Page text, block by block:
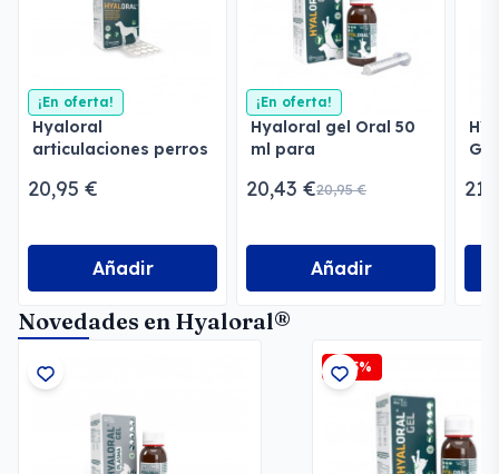
¡En oferta!
Hyaloral
articulaciones perros
20,95 €
Añadir
¡En oferta!
Hyaloral gel Oral 50
ml para
20,43 €20,95 €
Añadir
Novedades en Hyaloral®
-2,5%